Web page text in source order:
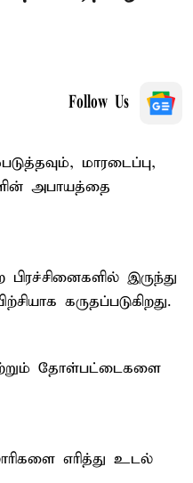
Follow Us
மாரடைப்பு,
அபாயத்தை
இருந்து
கருதப்படுகிறது.
தோள்பட்டைகளை
எரித்து உடல்